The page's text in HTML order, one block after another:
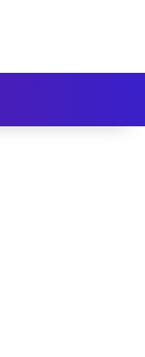
di Tegal, Bertabur